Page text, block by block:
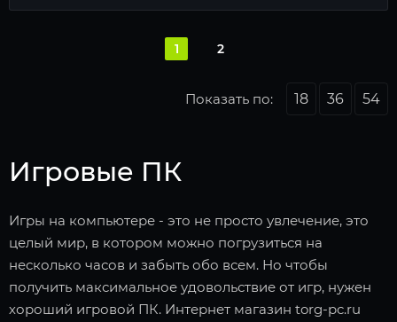
1 2
Показать по: 18 36 54
Игровые ПК
Игры на компьютере - это не просто увлечение, это
целый мир, в котором можно погрузиться на
несколько часов и забыть обо всем. Но чтобы
получить максимальное удовольствие от игр, нужен
хороший игровой ПК. Интернет магазин torg-pc.ru